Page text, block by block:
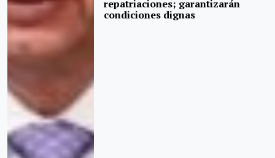
repatriaciones; garantizarán
condiciones dignas